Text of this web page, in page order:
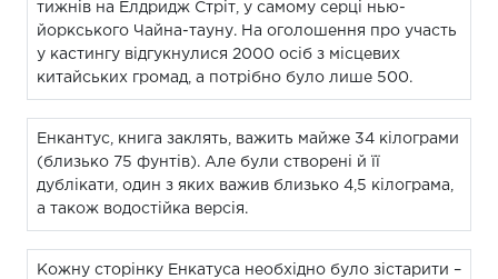
тижнів на Елдридж Стріт, у самому серці нью-
йоркського Чайна-тауну. На оголошення про участь
у кастингу відгукнулися 2000 осіб з місцевих
китайських громад, а потрібно було лише 500.
Енкантус, книга заклять, важить майже 34 кілограми
(близько 75 фунтів). Але були створені й її
дублікати, один з яких важив близько 4,5 кілограма,
а також водостійка версія.
Кожну сторінку Енкатуса необхідно було зістарити –